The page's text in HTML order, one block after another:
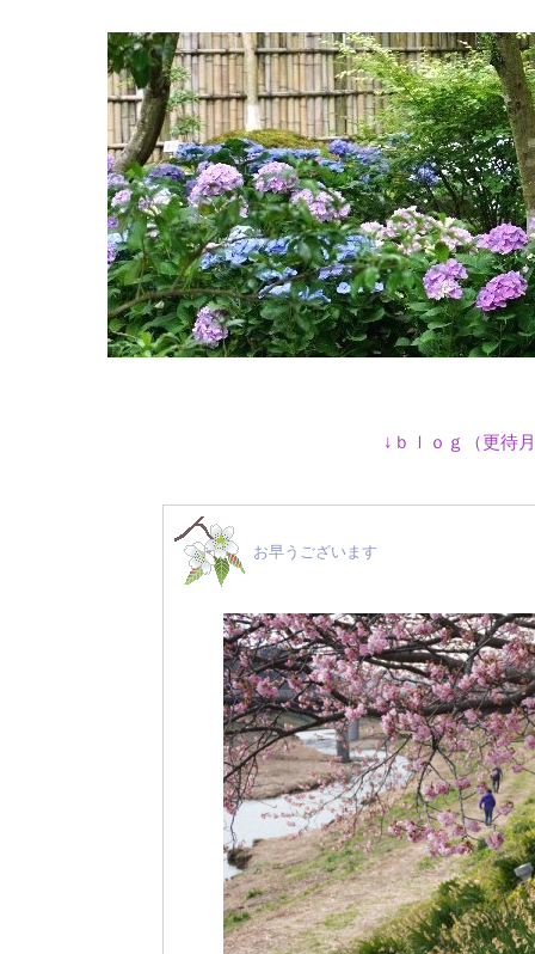
↓ｂｌｏｇ（更待
お早うございます